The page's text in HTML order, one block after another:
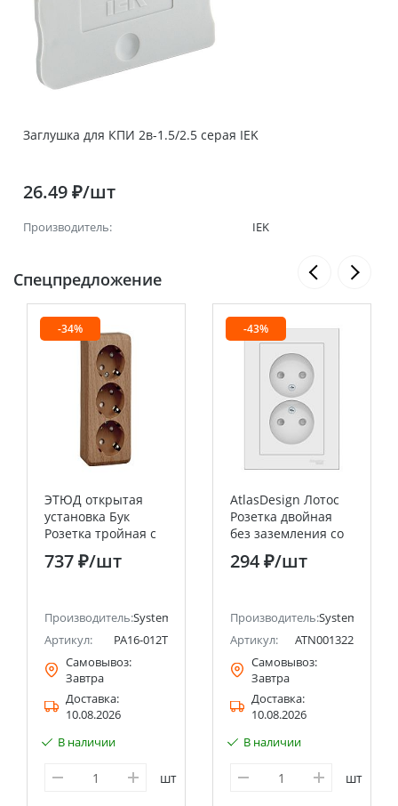
Заглушка для КПИ 2в-1.5/2.5 серая IEK
26.49 ₽/шт
Производитель: IEK
Спецпредложение
(ранее Schneider Electric)
-34%
ЭТЮД открытая
установка Бук
Розетка тройная с
заземлением со
шторками 16А 250B
737 ₽/шт
Производитель:Systeme Electric (ранее Schneider Electric)
Артикул:
PA16-012T
Самовывоз:
Завтра
Доставка:
10.08.2026
В наличии
шт
-43%
AtlasDesign Лотос
Розетка двойная
без заземления со
шторками,16А, в
сборе Systeme
294 ₽/шт
Производитель:Systeme
Артикул:
ATN001322
Самовывоз:
Завтра
Доставка:
10.08.2026
В наличии
шт